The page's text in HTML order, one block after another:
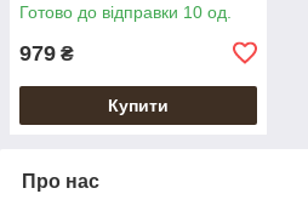
Готово до відправки 10 од.
979 ₴
Купити
Про нас